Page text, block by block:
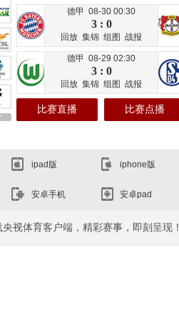
德甲 08-30 00:30
3 : 0
回放 集锦 组图 战报
德甲 08-29 02:30
3 : 0
回放 集锦 组图 战报
比赛直播 比赛点播
ipad版 iphone版
安卓手机 安卓pad
央视体育客户端，精彩赛事，即刻呈现！